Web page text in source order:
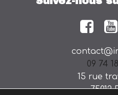
09 74
15 rue
75012